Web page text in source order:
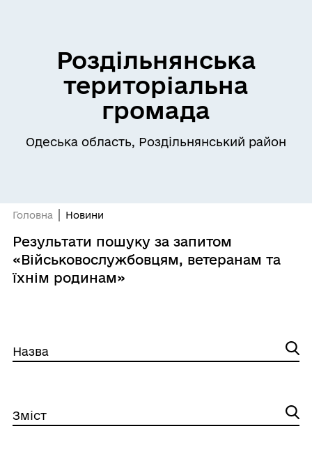
Роздільнянська
територіальна
громада
Одеська область, Роздільнянський район
Головна Новини
Результати пошуку за запитом
«Військовослужбовцям, ветеранам та
їхнім родинам»
Назва
Зміст